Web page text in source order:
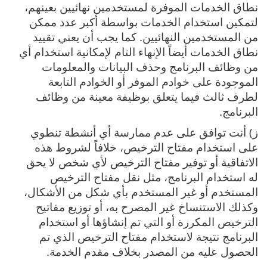
نطاق الخدمات الموفرة لمستخدمين نهائيين بعينهم،
لتمكين استخدام الخدمات بواسطة أكبر عدد ممكن
من المستخدمين النهائيين‎. كما يجب أن يعني تقييد
نطاق الخدمات أيضاً الإنهاء التام لإمكانية استخدام أي
من وظائف البرنامج وحذف البيانات والمعلومات
الموجودة على خوادم الموفر أو الخوادم التابعة
لطرف ثالث فيما يتعلق بوظيفة معينة من وظائف
البرنامج‎.
ز) أنت توافق على عدم ممارسة أي أنشطة تنطوي
على استخدام مفتاح الترخيص، خلافاً لشروط هذه
الاتفاقية أو توفير مفتاح الترخيص لأي شخص لا يحق
له استخدام البرنامج، مثل نقل مفتاح الترخيص
المستخدم أو غير المستخدم بأي شكل من الأشكال،
وكذلك الاستنساخ غير المصرح به، أو توزيع مفاتيح
الترخيص المكررة أو التي تم إنشاؤها أو استخدام
البرنامج نتيجة لاستخدام مفتاح الترخيص الذي تم
الحصول عليه من المصدر بخلاف مقدم الخدمة.